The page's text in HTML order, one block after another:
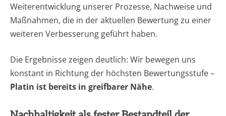
Weiterentwicklung unserer Prozesse, Nachweise und
Maßnahmen, die in der aktuellen Bewertung zu einer
weiteren Verbesserung geführt haben.
Die Ergebnisse zeigen deutlich: Wir bewegen uns
konstant in Richtung der höchsten Bewertungsstufe –
Platin ist bereits in greifbarer Nähe.